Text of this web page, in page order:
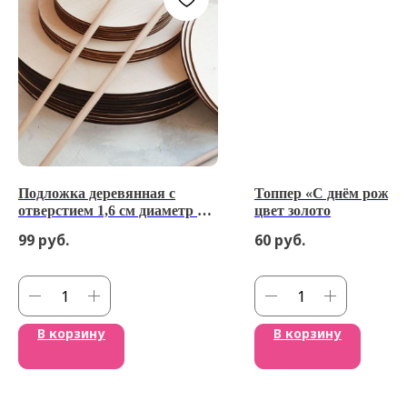
Подложка деревянная с
отверстием 1,6 см диаметр 30
99 руб.
В корзину
Топпер «С днём
цвет золото
60 руб.
В корзину